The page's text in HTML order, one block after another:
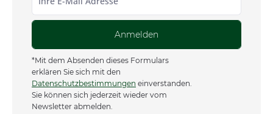
Anmelden
*Mit dem Absenden dieses Formulars
erklären Sie sich mit den
Datenschutzbestimmungen einverstanden.
Sie können sich jederzeit wieder vom
Newsletter abmelden.